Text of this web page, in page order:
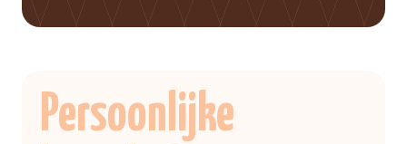
Persoonlijke